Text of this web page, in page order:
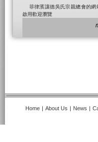
菲律濱讓德吳氏宗親總會的網
啟用歡迎瀏覽
Home | About Us | News |